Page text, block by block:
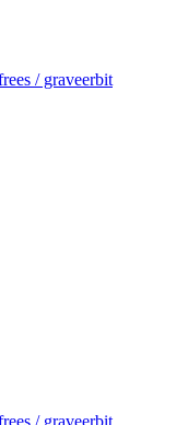
/ graveerbit
/ graveerbit